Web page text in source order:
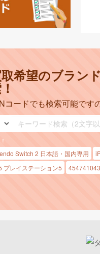
希望のブラン
コードでも検索可能です
Switch 2 日本語・国内専用
プレイステーション5